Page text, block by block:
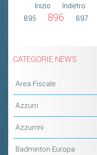
Inizio
Indietro
895
896 897
CATEGORIE NEWS
Area Fiscale
Azzurri
Azzurrini
Badminton Europa